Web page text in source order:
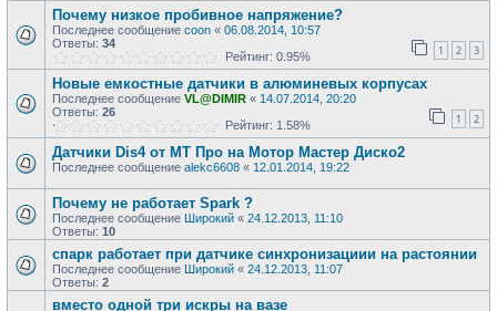
Почему низкое пробивное напряжение?
Последнее сообщение coon « 06.08.2014, 10:57
Ответы: 34 1 2 3
Рейтинг: 0.95%
Новые емкостные датчики в алюминевых корпусах
Последнее сообщение VL@DIMIR « 14.07.2014, 20:20
Ответы: 26 1 2
Рейтинг: 1.58%
Датчики Dis4 от МТ Про на Мотор Мастер Диско2
Последнее сообщение alekc6608 « 12.01.2014, 19:22
Почему не работает Spark ?
Последнее сообщение Широкий « 24.12.2013, 11:10
Ответы: 10
спарк работает при датчике синхронизациии на растоянии
Последнее сообщение Широкий « 24.12.2013, 11:07
Ответы: 2
вместо одной три искры на вазе